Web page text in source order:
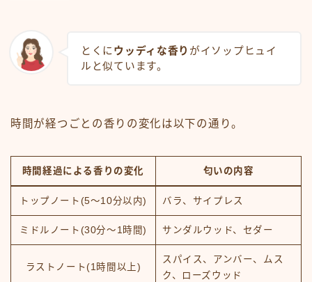
とくに ウッディな香り がイソップヒュイ
ルと似ています。
時間が経つごとの香りの変化は以下の通り。
時間経過による香りの変化 匂いの内容
トップノート(5～10分以内) バラ、サイプレス
ミドルノート(30分～1時間) サンダルウッド、セダー
ラストノート(1時間以上)
スパイス、アンバー、ムス
ク、ローズウッド